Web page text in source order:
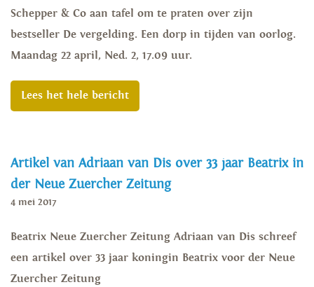
Schepper & Co aan tafel om te praten over zijn
bestseller De vergelding. Een dorp in tijden van oorlog.
Maandag 22 april, Ned. 2, 17.09 uur.
Lees het hele bericht
Artikel van Adriaan van Dis over 33 jaar Beatrix in
der Neue Zuercher Zeitung
4 mei 2017
Beatrix Neue Zuercher Zeitung Adriaan van Dis schreef
een artikel over 33 jaar koningin Beatrix voor der Neue
Zuercher Zeitung